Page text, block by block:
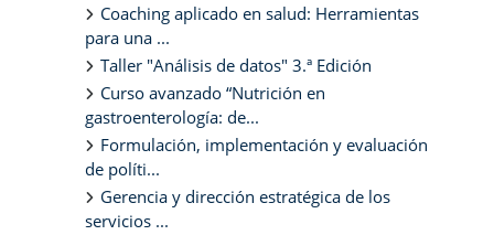
Coaching aplicado en salud: Herramientas
para una ...
Taller "Análisis de datos" 3.ª Edición
Curso avanzado “Nutrición en
gastroenterología: de...
Formulación, implementación y evaluación
de políti...
Gerencia y dirección estratégica de los
servicios ...